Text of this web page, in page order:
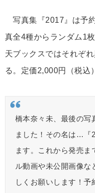
写真集『2017』は予
真全4種からランダム1
天ブックスではそれぞ
る。定価2,000円（税込
橋本奈々未、最後の写
ました！その名は…『
ます。これから発売ま
ル動画や未公開画像な
しくお願いします！予